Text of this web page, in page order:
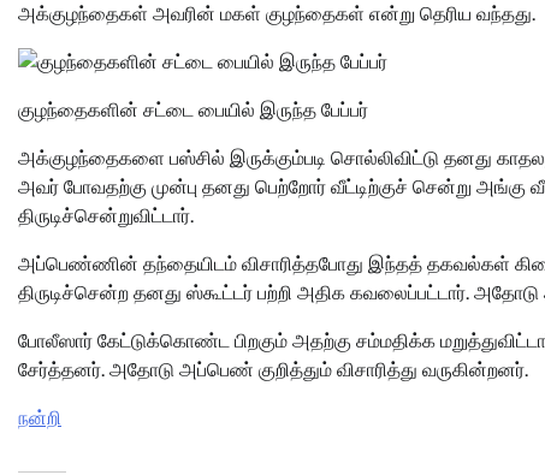
அக்குழந்தைகள் அவரின் மகள் குழந்தைகள் என்று தெரிய வந்தது.
குழந்தைகளின் சட்டை பையில் இருந்த பேப்பர்
அக்குழந்தைகளை பஸ்சில் இருக்கும்படி சொல்லிவிட்டு தனது
அவர் போவதற்கு முன்பு தனது பெற்றோர் வீட்டிற்குச் சென்று
திருடிச்சென்றுவிட்டார்.
அப்பெண்ணின் தந்தையிடம் விசாரித்தபோது இந்தத் தகவல்கள்
திருடிச்சென்ற தனது ஸ்கூட்டர் பற்றி அதிக கவலைப்பட்டார்.
போலீஸார் கேட்டுக்கொண்ட பிறகும் அதற்கு சம்மதிக்க
சேர்த்தனர். அதோடு அப்பெண் குறித்தும் விசாரித்து வருகின்றனர்.
நன்றி